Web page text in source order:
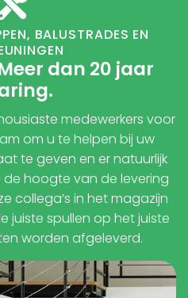
BALUSTRADES EN
dan 20 jaar
medewerkers voor
om u te helpen bij uw
te geven en er natuurlijk
hoogte van de levering
collega’s in het magazijn
juiste spullen op het juiste
worden afgeleverd.